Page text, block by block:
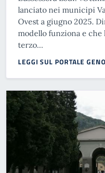
lanciato nei municipi
Ovest a giugno 2025.
modello funziona e
terzo…
LEGGI SUL PORTALE